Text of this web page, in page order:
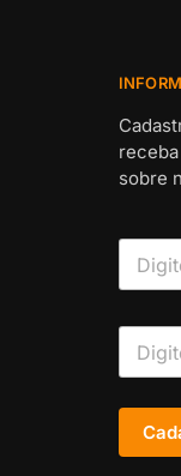
sobre